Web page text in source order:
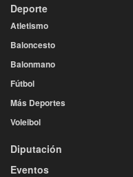
Deporte
Atletismo
Baloncesto
Balonmano
Fútbol
Más Deportes
Voleibol
Diputación
Eventos